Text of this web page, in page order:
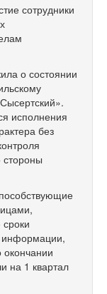
сотрудники
о состоянии
исполнения
без
стороны
информации,
на 1 квартал